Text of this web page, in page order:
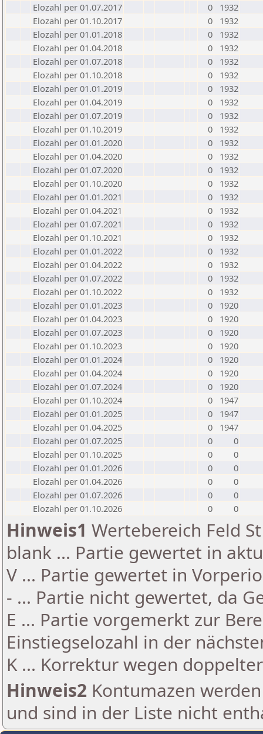
Elozahl per 01.07.2017
0
1932
Elozahl per 01.10.2017
0
1932
Elozahl per 01.01.2018
0
1932
Elozahl per 01.04.2018
0
1932
Elozahl per 01.07.2018
0
1932
Elozahl per 01.10.2018
0
1932
Elozahl per 01.01.2019
0
1932
Elozahl per 01.04.2019
0
1932
Elozahl per 01.07.2019
0
1932
Elozahl per 01.10.2019
0
1932
Elozahl per 01.01.2020
0
1932
Elozahl per 01.04.2020
0
1932
Elozahl per 01.07.2020
0
1932
Elozahl per 01.10.2020
0
1932
Elozahl per 01.01.2021
0
1932
Elozahl per 01.04.2021
0
1932
Elozahl per 01.07.2021
0
1932
Elozahl per 01.10.2021
0
1932
Elozahl per 01.01.2022
0
1932
Elozahl per 01.04.2022
0
1932
Elozahl per 01.07.2022
0
1932
Elozahl per 01.10.2022
0
1932
Elozahl per 01.01.2023
0
1920
Elozahl per 01.04.2023
0
1920
Elozahl per 01.07.2023
0
1920
Elozahl per 01.10.2023
0
1920
Elozahl per 01.01.2024
0
1920
Elozahl per 01.04.2024
0
1920
Elozahl per 01.07.2024
0
1920
Elozahl per 01.10.2024
0
1947
Elozahl per 01.01.2025
0
1947
Elozahl per 01.04.2025
0
1947
Elozahl per 01.07.2025
0
0
Elozahl per 01.10.2025
0
0
Elozahl per 01.01.2026
0
0
Elozahl per 01.04.2026
0
0
Elozahl per 01.07.2026
0
0
Elozahl per 01.10.2026
0 0
Hinweis1 Wertebereich Feld
blank ... Partie gewertet in
V ... Partie gewertet in
- ... Partie nicht gewertet, da
E ... Partie vorgemerkt zur
Einstiegselozahl in der
K ... Korrektur wegen
Hinweis2 Kontumazen
und sind in der Liste nicht